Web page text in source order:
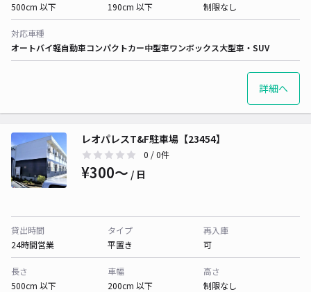
500cm 以下
190cm 以下
制限なし
対応車種
オートバイ軽自動車コンパクトカー中型車ワンボックス大型車・SUV
詳細へ
レオパレスT&F駐車場【23454】
0 / 0件
¥300〜 / 日
貸出時間
24時間営業
タイプ
平置き
再入庫
可
長さ
500cm 以下
車幅
200cm 以下
高さ
制限なし